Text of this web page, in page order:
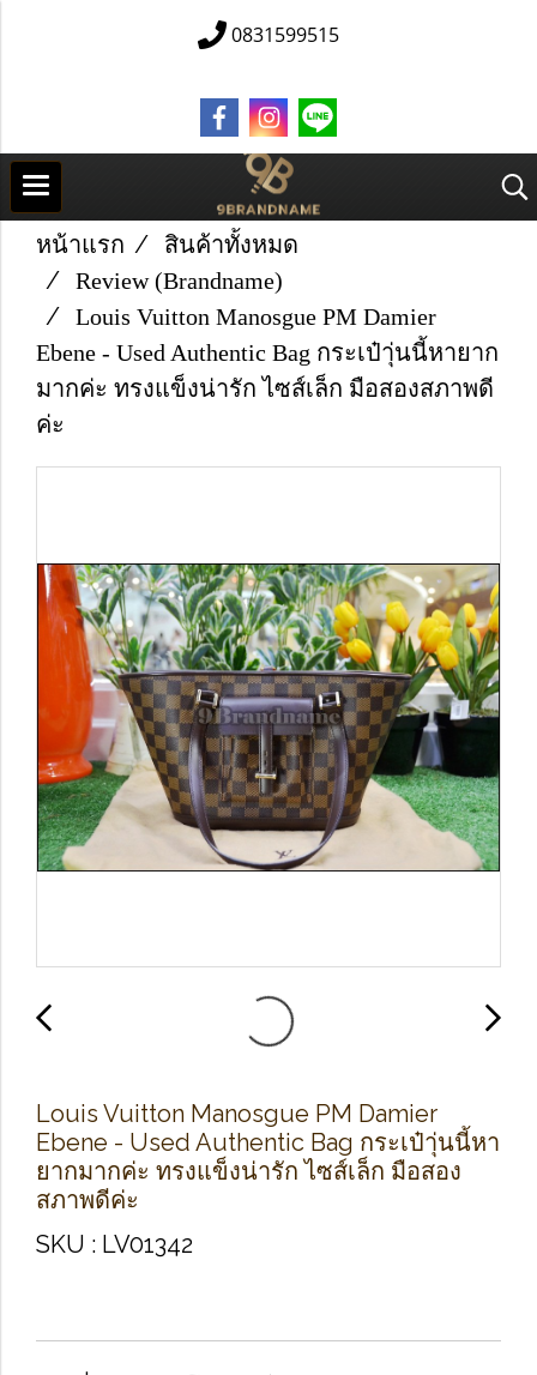
0831599515
หน้าแรก
สินค้าทั้งหมด
Review (Brandname)
Louis Vuitton Manosgue PM Damier
Ebene - Used Authentic Bag กระเป๋าุ่นนี้หายาก
มากค่ะ ทรงแข็งน่ารัก ไซส์เล็ก มือสองสภาพดี
ค่ะ
Louis Vuitton Manosgue PM Damier
Ebene - Used Authentic Bag กระเป๋าุ่นนี้หา
ยากมากค่ะ ทรงแข็งน่ารัก ไซส์เล็ก มือสอง
สภาพดีค่ะ
SKU : LV01342